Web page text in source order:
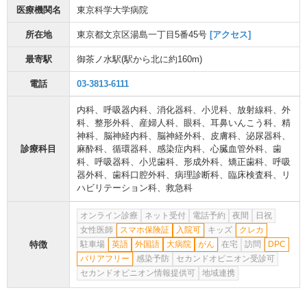
医療機関名 東京科学大学病院
所在地 東京都文京区湯島一丁目5番45号 [アクセス]
最寄駅 御茶ノ水駅(駅から北に約160m)
電話 03-3813-6111
診療科目
内科、 呼吸器内科、 消化器科、 小児科、 放射線科、 外
科、 整形外科、 産婦人科、 眼科、 耳鼻いんこう科、 精
神科、 脳神経内科、 脳神経外科、 皮膚科、 泌尿器科、
麻酔科、 循環器科、 感染症内科、 心臓血管外科、 歯
科、 呼吸器科、 小児歯科、 形成外科、 矯正歯科、 呼吸
器外科、 歯科口腔外科、 病理診断科、 臨床検査科、
リ
ハビリテーション科、 救急科
特徴
オンライン診療 ネット受付 電話予約 夜間
日祝
女性医師
スマホ保険証 入院可 キッズ
クレカ
駐車場
英語 外国語 大病院 がん 在宅 訪問
DPC
バリアフリー
感染予防
セカンドオピニオン受診可
セカンドオピニオン情報提供可
地域連携